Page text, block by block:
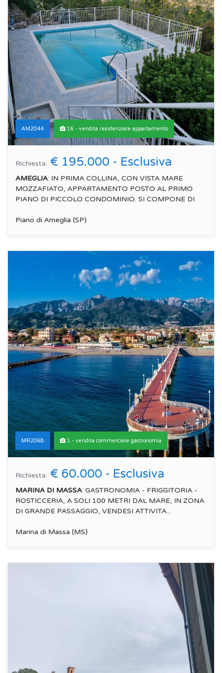
AM2044 16 - vendita residenziale appartamento
Richiesta: € 195.000 - Esclusiva
AMEGLIA: IN PRIMA COLLINA, CON VISTA MARE
MOZZAFIATO, APPARTAMENTO POSTO AL PRIMO
PIANO DI PICCOLO CONDOMINIO. SI COMPONE DI
Piano di Ameglia (SP)
MR2068 1 - vendita commerciale gastronomia
Richiesta: € 60.000 - Esclusiva
MARINA DI MASSA: GASTRONOMIA - FRIGGITORIA -
ROSTICCERIA, A SOLI 100 METRI DAL MARE, IN ZONA
DI GRANDE PASSAGGIO, VENDESI ATTIVITA...
Marina di Massa (MS)